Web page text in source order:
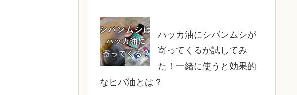
ハッカ油にシバンムシが
寄ってくるか試してみ
た！一緒に使うと効果的
なヒバ油とは？